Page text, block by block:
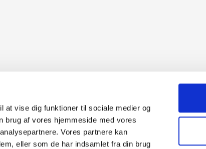
at vise dig funktioner til sociale medier og
brug af vores hjemmeside med vores
Vores partnere kan
eller som de har indsamlet fra din brug
Generelle henvendelser:
kontakt@fcomputer.dk